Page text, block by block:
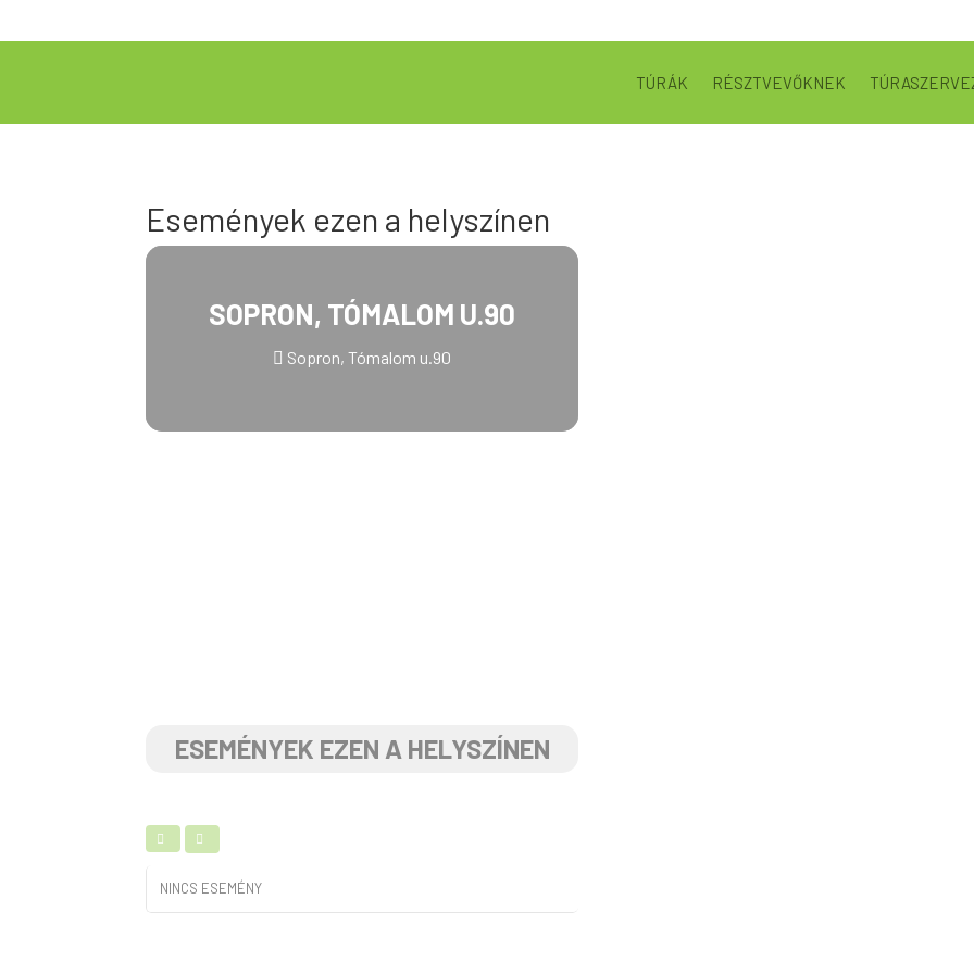
TÚRÁK RÉSZTVEVŐKNEK
Események ezen a helyszínen
SOPRON, TÓMALOM U.90
Sopron, Tómalom u.90
ESEMÉNYEK EZEN A HELYSZÍNEN
NINCS ESEMÉNY